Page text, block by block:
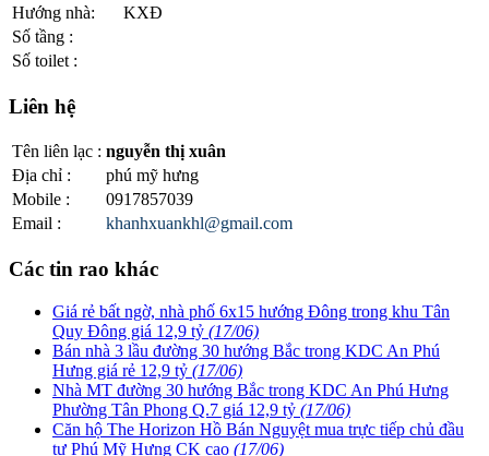
Hướng nhà:
KXĐ
Số tầng :
Số toilet :
Liên hệ
Tên liên lạc : nguyễn thị xuân
Địa chỉ :
phú mỹ hưng
Mobile :
0917857039
Email : khanhxuankhl@gmail.com
Các tin rao khác
Giá rẻ bất ngờ, nhà phố 6x15 hướng Đông trong khu Tân
Quy Đông giá 12,9 tỷ (17/06)
Bán nhà 3 lầu đường 30 hướng Bắc trong KDC An Phú
Hưng giá rẻ 12,9 tỷ (17/06)
Nhà MT đường 30 hướng Bắc trong KDC An Phú Hưng
Phường Tân Phong Q.7 giá 12,9 tỷ (17/06)
Căn hộ The Horizon Hồ Bán Nguyệt mua trực tiếp chủ đầu
tư Phú Mỹ Hưng CK cao (17/06)